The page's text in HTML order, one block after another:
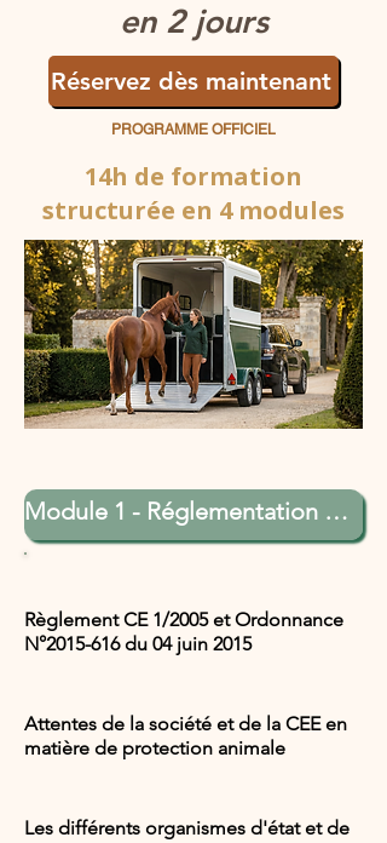
en 2 jours
Réservez dès maintenant
PROGRAMME OFFICIEL
​14h de formation
structurée en 4 modules
Règlement CE 1/2005 et Ordonnance
N°2015-616du 04 juin 2015
Attentes de la société et de la CEE en
matière de protection animale
Les différents organismes d'état et de